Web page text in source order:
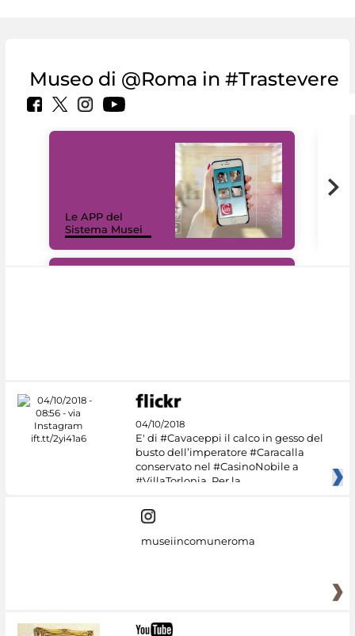
Museo di @Roma in #Trastevere
Le APP del
Sistema Musei
04/10/2018
E' di #Cavaceppi il calco in gesso del
busto dell’imperatore #Caracalla
conservato nel #CasinoNobile a
#VillaTorlonia. Per la
museiincomuneroma